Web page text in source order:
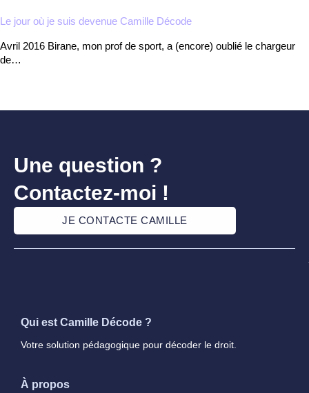
Le jour où je suis devenue Camille Décode
Avril 2016 Birane, mon prof de sport, a (encore) oublié le chargeur
de…
Une question ?
Contactez-moi !
JE CONTACTE CAMILLE
Qui est Camille Décode ?
Votre solution pédagogique pour décoder le droit.
À propos